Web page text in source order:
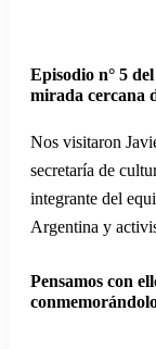
Episodio n° 5
mirada cercana
Nos visitaron
secretaría de
integrante del
Argentina y
Pensamos con